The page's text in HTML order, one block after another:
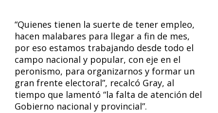
“Quienes tienen la suerte de tener empleo,
hacen malabares para llegar a fin de mes,
por eso estamos trabajando desde todo el
campo nacional y popular, con eje en el
peronismo, para organizarnos y formar un
gran frente electoral”, recalcó Gray, al
tiempo que lamentó “la falta de atención del
Gobierno nacional y provincial”.